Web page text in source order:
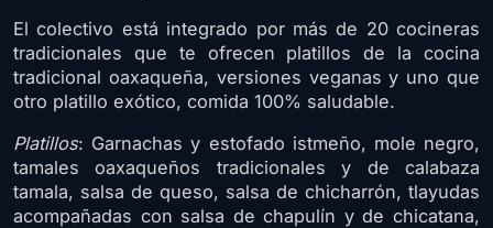
El colectivo está integrado por más de 20 cocineras
tradicionales que te ofrecen platillos de la cocina
tradicional oaxaqueña, versiones veganas y uno que
otro platillo exótico, comida 100% saludable.
Platillos: Garnachas y estofado istmeño, mole negro,
tamales oaxaqueños tradicionales y de calabaza
tamala, salsa de queso, salsa de chicharrón, tlayudas
acompañadas con salsa de chapulín y de chicatana,